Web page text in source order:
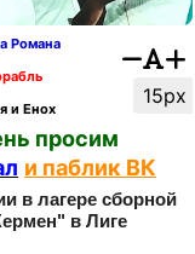
15px
Романа
и Енох
просим
и паблик ВК
в лагере сборной
в Лиге